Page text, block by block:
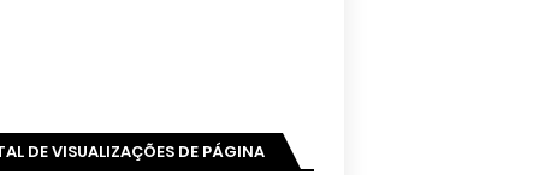
DE VISUALIZAÇÕES DE PÁGINA